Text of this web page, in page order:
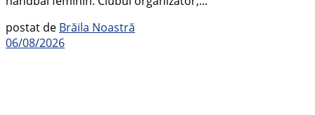
postat de Brăila Noastră
06/08/2026